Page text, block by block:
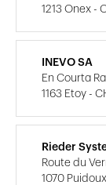
1213 Onex -
INEVO SA
En Courta
1163 Etoy -
Rieder
Route du
1070